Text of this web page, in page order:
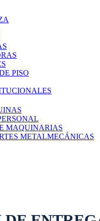
PISO
MAQUINARIAS
METALMECÁNICAS